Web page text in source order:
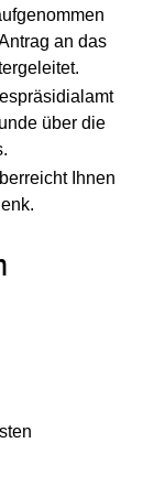
an das
über die
Ihnen